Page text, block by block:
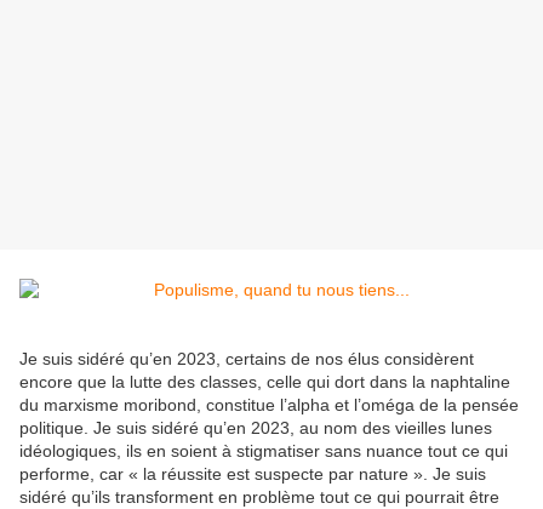
Je suis sidéré qu’en 2023, certains de nos élus considèrent
encore que la lutte des classes, celle qui dort dans la naphtaline
du marxisme moribond, constitue l’alpha et l’oméga de la pensée
politique. Je suis sidéré qu’en 2023, au nom des vieilles lunes
idéologiques, ils en soient à stigmatiser sans nuance tout ce qui
performe, car « la réussite est suspecte par nature ». Je suis
sidéré qu’ils transforment en problème tout ce qui pourrait être